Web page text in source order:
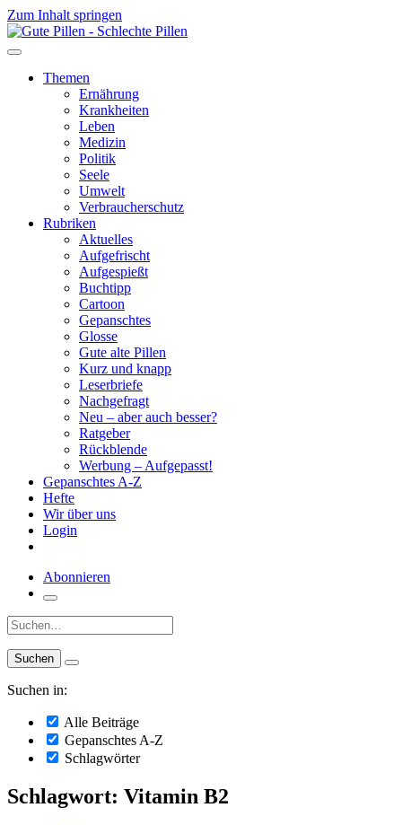
Zum Inhalt springen
Themen
Ernährung
Krankheiten
Leben
Medizin
Politik
Seele
Umwelt
Verbraucherschutz
Rubriken
Aktuelles
Aufgefrischt
Aufgespießt
Buchtipp
Cartoon
Gepanschtes
Glosse
Gute alte Pillen
Kurz und knapp
Leserbriefe
Nachgefragt
Neu – aber auch besser?
Ratgeber
Rückblende
Werbung – Aufgepasst!
Gepanschtes A-Z
Hefte
Wir über uns
Login
Abonnieren
Suche:
Suchen in:
Alle Beiträge
Gepanschtes A-Z
Schlagwörter
Schlagwort: Vitamin B2